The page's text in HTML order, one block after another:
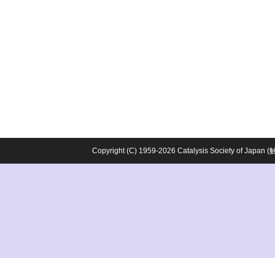
Copyright (C) 1959-2026 Catalysis Society of Japan (